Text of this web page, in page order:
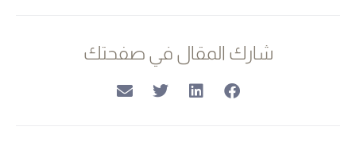
شارك المقال في صفحتك